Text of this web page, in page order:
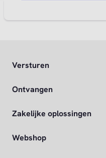
Versturen
Ontvangen
Zakelijke oplossingen
Webshop